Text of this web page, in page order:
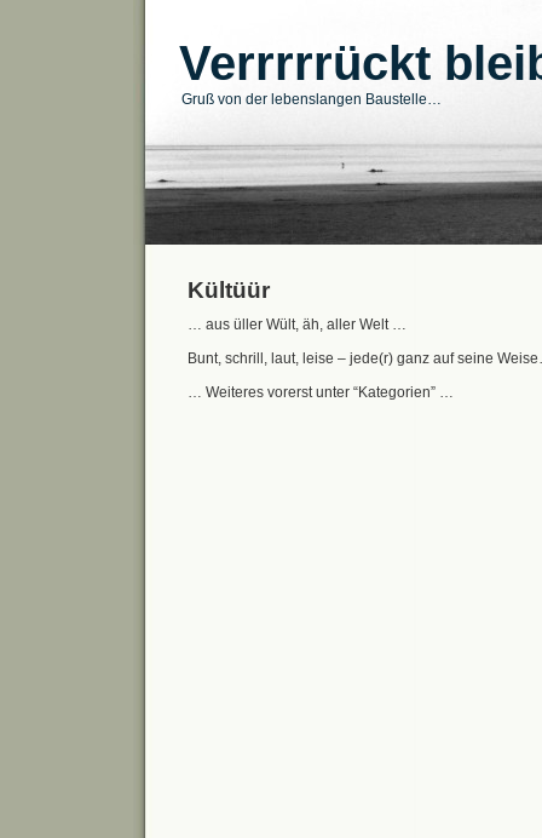
Verrrrrückt
Gruß von der lebenslangen Baustelle…
Kültüür
… aus üller Wült, äh, aller Welt …
Bunt, schrill, laut, leise – jede(r) ganz auf seine
… Weiteres vorerst unter “Kategorien” …